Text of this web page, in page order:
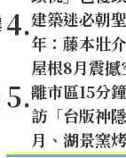
4.建築迷必朝
年：藤本壯
屋根8月震撼
5.離市區15分
訪「台版神
月、湖景窯